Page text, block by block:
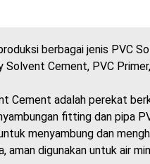
berbagai jenis PVC
Solvent Cement, PVC
Cement adalah perekat
fitting dan pipa
menyambung dan
aman digunakan untuk air